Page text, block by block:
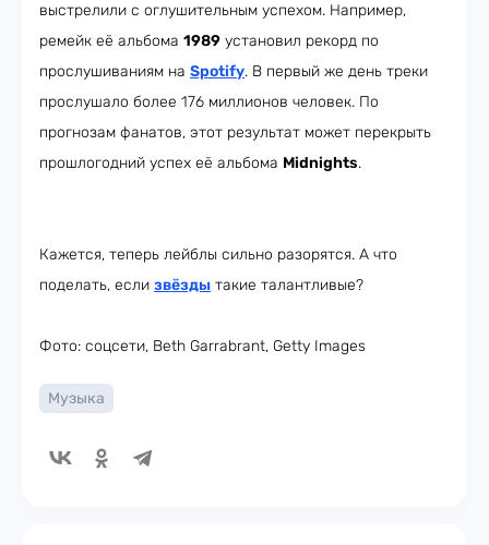
выстрелили с оглушительным успехом. Например,
ремейк её альбома 1989 установил рекорд по
прослушиваниям на Spotify. В первый же день треки
прослушало более 176 миллионов человек. По
прогнозам фанатов, этот результат может перекрыть
прошлогодний успех её альбома Midnights.
Кажется, теперь лейблы сильно разорятся. А что
поделать, если звёзды такие талантливые?
Фото: соцсети, Beth Garrabrant, Getty Images
Музыка